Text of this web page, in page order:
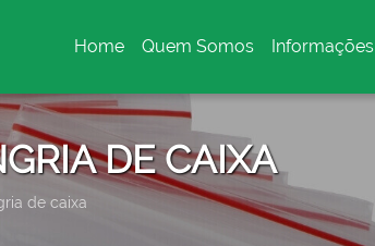
Home
(current)
Quem Somos Informações
DE CAIXA
de caixa